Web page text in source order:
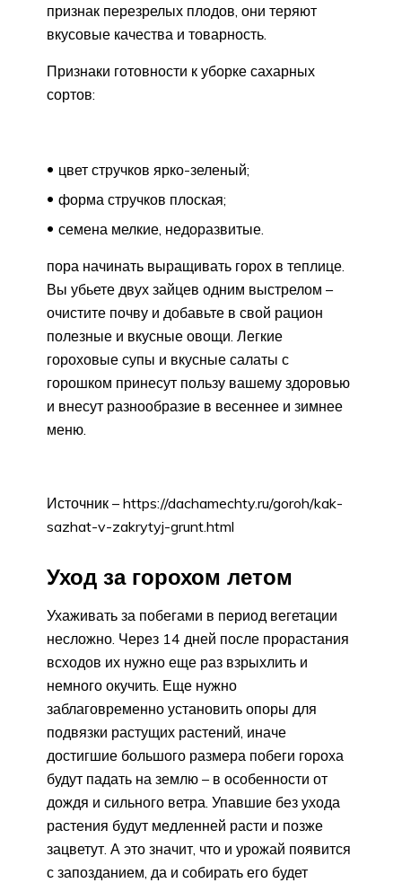
признак перезрелых плодов, они теряют
вкусовые качества и товарность.
Признаки готовности к уборке сахарных
сортов:
цвет стручков ярко-зеленый;
форма стручков плоская;
семена мелкие, недоразвитые.
пора начинать выращивать горох в теплице.
Вы убьете двух зайцев одним выстрелом –
очистите почву и добавьте в свой рацион
полезные и вкусные овощи. Легкие
гороховые супы и вкусные салаты с
горошком принесут пользу вашему здоровью
и внесут разнообразие в весеннее и зимнее
меню.
Источник – https://dachamechty.ru/goroh/kak-
sazhat-v-zakrytyj-grunt.html
Уход за горохом летом
Ухаживать за побегами в период вегетации
несложно. Через 14 дней после прорастания
всходов их нужно еще раз взрыхлить и
немного окучить. Еще нужно
заблаговременно установить опоры для
подвязки растущих растений, иначе
достигшие большого размера побеги гороха
будут падать на землю – в особенности от
дождя и сильного ветра. Упавшие без ухода
растения будут медленней расти и позже
зацветут. А это значит, что и урожай появится
с запозданием, да и собирать его будет